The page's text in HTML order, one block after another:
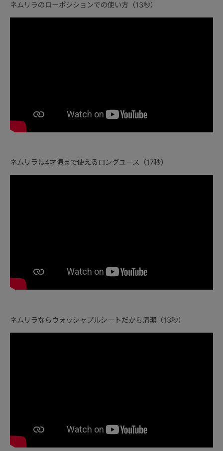
ネムリラのローポジションでの使い方（13秒）
ネムリラは4才頃まで使えるロングユース（17秒）
ネムリラならウォッシャブルシートだから清潔（13秒）